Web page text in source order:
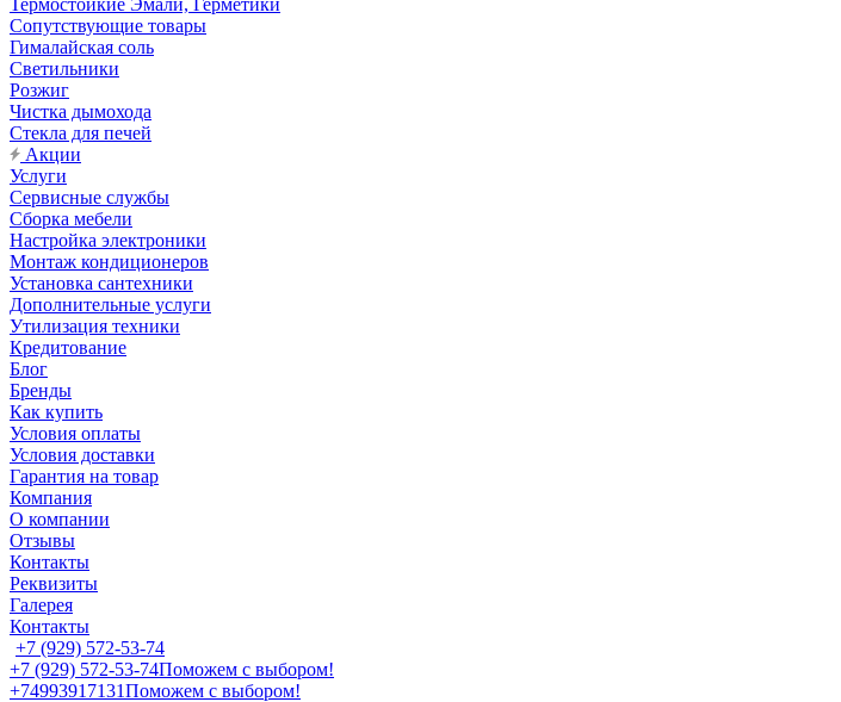
Термостойкие Эмали, Герметики
Сопутствующие товары
Гималайская соль
Светильники
Розжиг
Чистка дымохода
Стекла для печей
Акции
Услуги
Сервисные службы
Сборка мебели
Настройка электроники
Монтаж кондиционеров
Установка сантехники
Дополнительные услуги
Утилизация техники
Кредитование
Блог
Бренды
Как купить
Условия оплаты
Условия доставки
Гарантия на товар
Компания
О компании
Отзывы
Контакты
Реквизиты
Галерея
Контакты
+7 (929) 572-53-74
+7 (929) 572-53-74Поможем с выбором!
+74993917131Поможем с выбором!